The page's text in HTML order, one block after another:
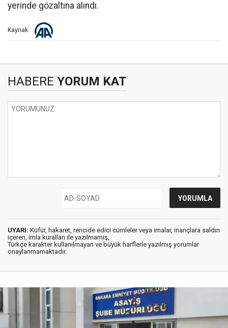
yerinde gözaltına alındı.
Kaynak:
HABERE YORUM KAT
UYARI: Küfür, hakaret, rencide edici cümleler veya imalar, inançlara saldırı
içeren, imla kuralları ile yazılmamış,
Türkçe karakter kullanılmayan ve büyük harflerle yazılmış yorumlar
onaylanmamaktadır.